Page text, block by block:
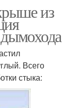
из
Всего
стыка: